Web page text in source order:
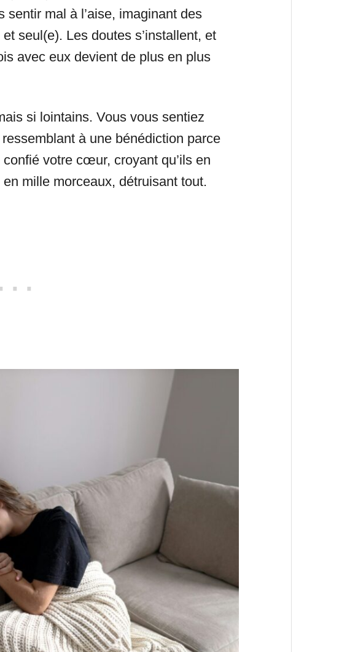
mal à l’aise, imaginant des
seul(e). Les doutes s’installent, et
avec eux devient de plus en plus
si lointains. Vous vous sentiez
à une bénédiction parce
votre cœur, croyant qu’ils en
mille morceaux, détruisant tout.